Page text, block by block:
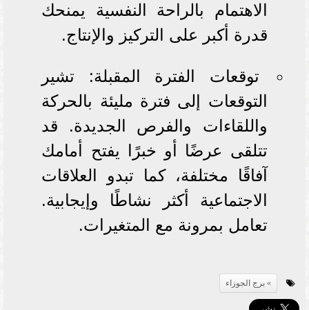
الاهتمام بالراحة النفسية يمنحك
قدرة أكبر على التركيز والإنتاج.
توقعات الفترة المقبلة: تشير
التوقعات إلى فترة مليئة بالحركة
واللقاءات والفرص الجديدة. قد
تتلقى عرضًا أو خبرًا يفتح أمامك
آفاقًا مختلفة، كما تبدو العلاقات
الاجتماعية أكثر نشاطًا وإيجابية.
تعامل بمرونة مع المتغيرات.
برج الجوزاء